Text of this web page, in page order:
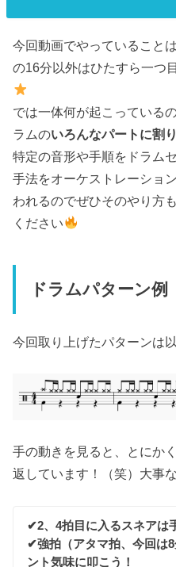
今回動画でやっていること
の16分以外はひたすら一つ
では一体何が起こっている
ラムのいろんなパートに割
特定の音形や手順をドラム
手法をオーケストレーショ
われるのでぜひそのやり方
ください
ドラムパターン例
今回取り上げたパターンは
手の動きを見ると、とにか
返しています！（笑）大事
✔︎2、4拍目に入るスネアは
✔︎強拍（アタマ拍、今回は
ント気味に叩こう！